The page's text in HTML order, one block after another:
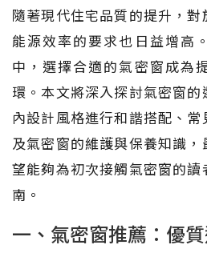
隨著現代住宅品質的提升，
能源效率的要求也日益增高
中，選擇合適的氣密窗成為
環。本文將深入探討氣密窗
內設計風格進行和諧搭配、
及氣密窗的維護與保養知識
望能夠為初次接觸氣密窗的
南。
一、氣密窗推薦：優